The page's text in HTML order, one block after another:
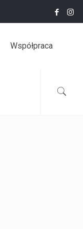
Współpraca